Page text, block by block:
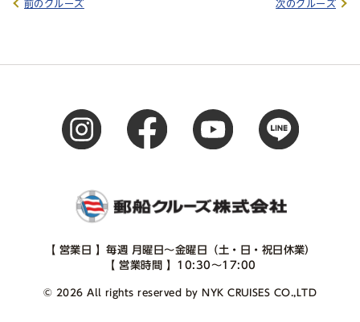
前のクルーズ 次のクルーズ
【 営業日 】毎週 月曜日～金曜日（土・日・祝日休業）
【 営業時間 】10:30～17:00
© 2026 All rights reserved by NYK CRUISES CO.,LTD